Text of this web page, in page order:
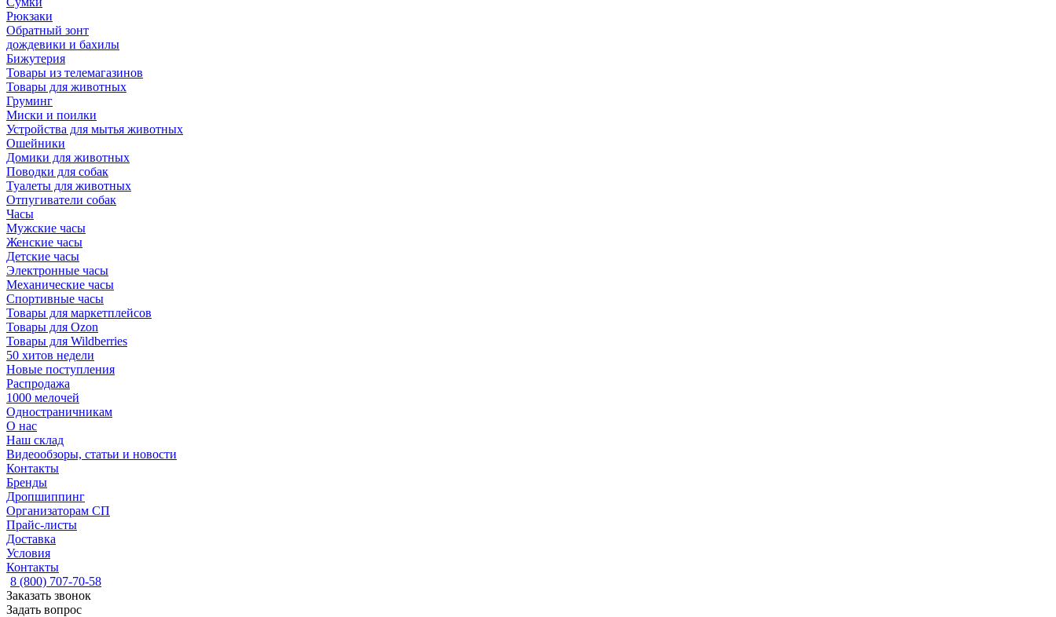
Рюкзаки
Обратный зонт
дождевики и бахилы
Бижутерия
Товары из телемагазинов
Товары для животных
Груминг
Миски и поилки
Устройства для мытья животных
Ошейники
Домики для животных
Поводки для собак
Туалеты для животных
Отпугиватели собак
Часы
Мужские часы
Женские часы
Детские часы
Электронные часы
Механические часы
Спортивные часы
Товары для маркетплейсов
Товары для Ozon
Товары для Wildberries
50 хитов недели
Новые поступления
Распродажа
1000 мелочей
Одностраничникам
О нас
Наш склад
Видеообзоры, статьи и новости
Контакты
Бренды
Дропшиппинг
Организаторам СП
Прайс-листы
Доставка
Условия
Контакты
8 (800) 707-70-58
Заказать звонок
Задать вопрос